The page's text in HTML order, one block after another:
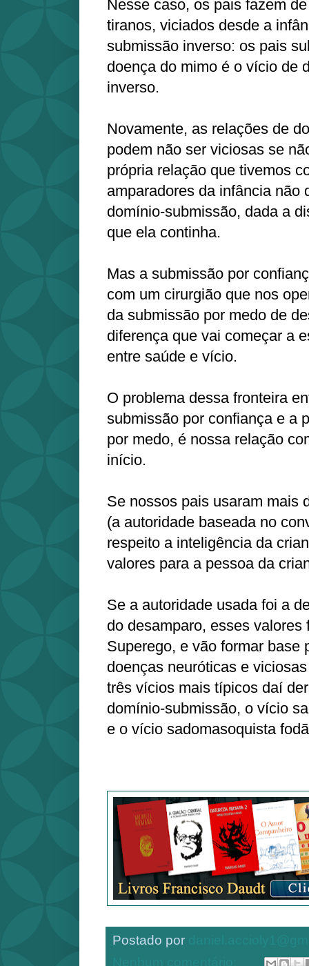
Nesse caso, os pais fazem
tiranos, viciados desde a
submissão inverso: os pais
doença do mimo é o vício de
inverso.
Novamente, as relações de
podem não ser viciosas se
própria relação que tivemos
amparadores da infância não
domínio-submissão, dada a
que ela continha.
Mas a submissão por
com um cirurgião que nos
da submissão por medo de
diferença que vai começar a
entre saúde e vício.
O problema dessa fronteira
submissão por confiança e a
por medo, é nossa relação
início.
Se nossos pais usaram mais
(a autoridade baseada no
respeito a inteligência da
valores para a pessoa da
Se a autoridade usada foi a
do desamparo, esses valores
Superego, e vão formar base
doenças neuróticas e
três vícios mais típicos daí
domínio-submissão, o vício
e o vício sadomasoquista
Postado por